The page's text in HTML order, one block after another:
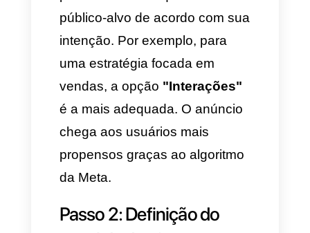
ser geradas muitas
oportunidades de vendas, mas
elas se perdem pela má gestão
e, no final, o lead vai para a
concorrência.
Guia passo a passo:
Como configurar um